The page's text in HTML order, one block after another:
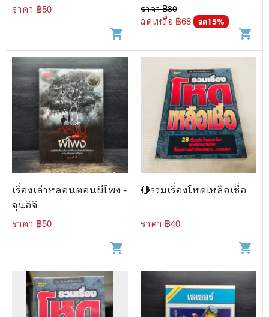
ราคา ฿50
shopping_cart
ราคา ฿80
ลดเหลือ ฿68 ลด15%
shopping_cart
เรื่องเล่าหลอนตอนผีโพง -
จุนอิจิ
ราคา ฿50
shopping_cart
🔴รวมเรื่องโหดเหลือเชื่อ
ราคา ฿40
shopping_cart